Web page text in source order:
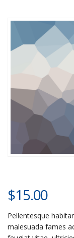
$15.00
Pellentesque
malesuada fames